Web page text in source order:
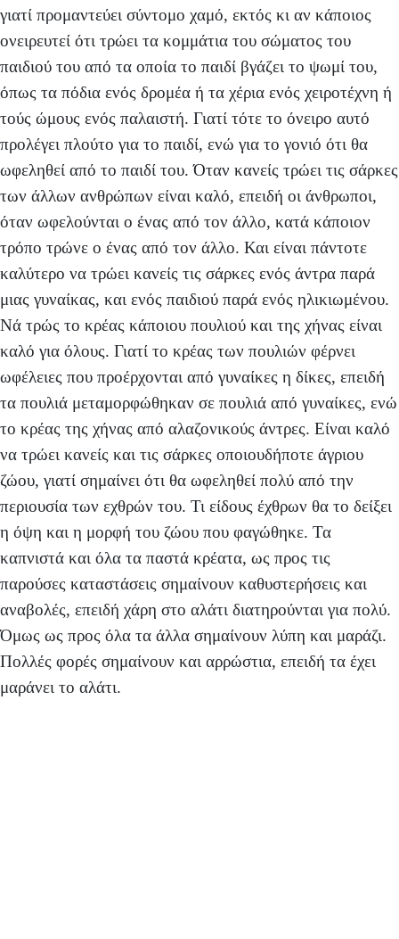
γιατί προμαντεύει σύντομο χαμό, εκτός κι αν κάποιος
ονειρευτεί ότι τρώει τα κομμάτια του σώματος του
παιδιού του από τα οποία το παιδί βγάζει το ψωμί του,
όπως τα πόδια ενός δρομέα ή τα χέρια ενός χειροτέχνη ή
τούς ώμους ενός παλαιστή. Γιατί τότε το όνειρο αυτό
προλέγει πλούτο για το παιδί, ενώ για το γονιό ότι θα
ωφεληθεί από το παιδί του. Όταν κανείς τρώει τις σάρκες
των άλλων ανθρώπων είναι καλό, επειδή οι άνθρωποι,
όταν ωφελούνται ο ένας από τον άλλο, κατά κάποιον
τρόπο τρώνε ο ένας από τον άλλο. Και είναι πάντοτε
καλύτερο να τρώει κανείς τις σάρκες ενός άντρα παρά
μιας γυναίκας, και ενός παιδιού παρά ενός ηλικιωμένου.
Νά τρώς το κρέας κάποιου πουλιού και της χήνας είναι
καλό για όλους. Γιατί το κρέας των πουλιών φέρνει
ωφέλειες που προέρχονται από γυναίκες η δίκες, επειδή
τα πουλιά μεταμορφώθηκαν σε πουλιά από γυναίκες, ενώ
το κρέας της χήνας από αλαζονικούς άντρες. Είναι καλό
να τρώει κανείς και τις σάρκες οποιουδήποτε άγριου
ζώου, γιατί σημαίνει ότι θα ωφεληθεί πολύ από την
περιουσία των εχθρών του. Τι είδους έχθρων θα το δείξει
η όψη και η μορφή του ζώου που φαγώθηκε. Τα
καπνιστά και όλα τα παστά κρέατα, ως προς τις
παρούσες καταστάσεις σημαίνουν καθυστερήσεις και
αναβολές, επειδή χάρη στο αλάτι διατηρούνται για πολύ.
Όμως ως προς όλα τα άλλα σημαίνουν λύπη και μαράζι.
Πολλές φορές σημαίνουν και αρρώστια, επειδή τα έχει
μαράνει το αλάτι.